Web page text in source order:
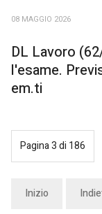
08 MAGGIO 2026
DL Lavoro
l'esame.
em.ti
Pagina 3 di 186
Inizio